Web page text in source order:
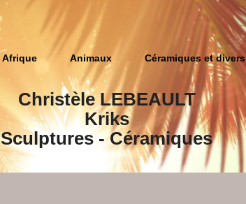
Afrique Animaux Céramiques et divers
Christèle LEBEAULT
Kriks
Sculptures​ - Céramiques